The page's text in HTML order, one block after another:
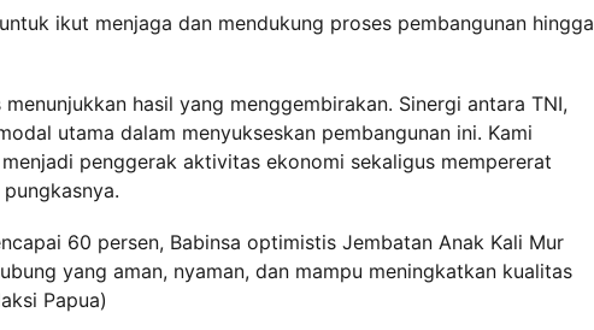
ikut menjaga dan mendukung proses pembangunan hingga
hasil yang menggembirakan. Sinergi antara TNI,
utama dalam menyukseskan pembangunan ini. Kami
penggerak aktivitas ekonomi sekaligus mempererat
60 persen, Babinsa optimistis Jembatan Anak Kali Mur
yang aman, nyaman, dan mampu meningkatkan kualitas
Papua)